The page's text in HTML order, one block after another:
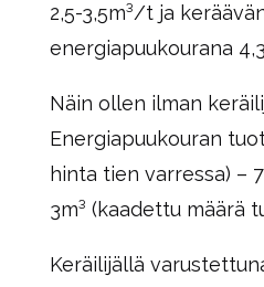
2,5-3,5m³/t ja
energiapuukourana
Näin ollen ilman
Energiapuukouran
hinta tien varressa) –
3m³ (kaadettu määrä
Keräilijällä